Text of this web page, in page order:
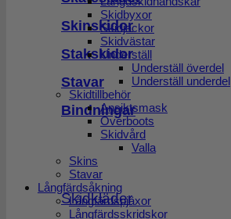
Skinskidor
Stakskidor
Stavar
Bindningar
Skidkläder
Skidbyxor
Skidjackor
Skidvästar
Underställ
Underställ överdel
Underställ underdel
Skidtillbehör
Ansiktsmask
Overboots
Skidvård
Valla
Skins
Stavar
Långfärdsåkning
Långfärdspjäxor
Långfärdsskridskor